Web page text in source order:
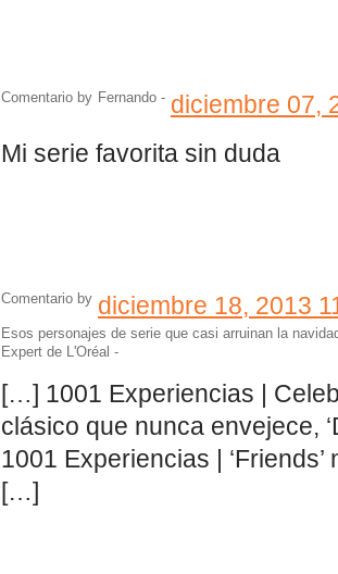
Comentario by Fernando - diciembre 07,
Mi serie favorita sin duda
Comentario by
Esos personajes de serie que casi arruinan la
Expert de L'Oréal -
diciembre 18, 2013
[…] 1001 Experiencias |
clásico que nunca envejece,
1001 Experiencias |
[…]